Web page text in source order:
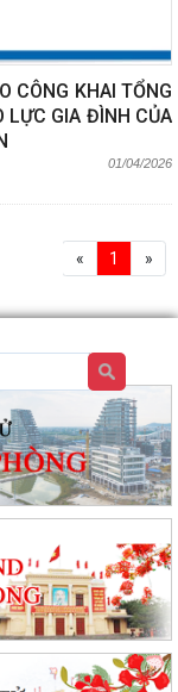
CÔNG KHAI TỔNG
LỰC GIA ĐÌNH CỦA
01/04/2026
« 1 »